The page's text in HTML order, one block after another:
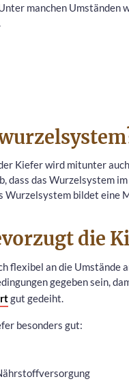
manchen
Kiefer wird mitunter
dass das Wurzelsystem
Wurzelsystem bildet eine
die
flexibel an die Umstände
gegeben sein,
gut gedeiht.
besonders gut: